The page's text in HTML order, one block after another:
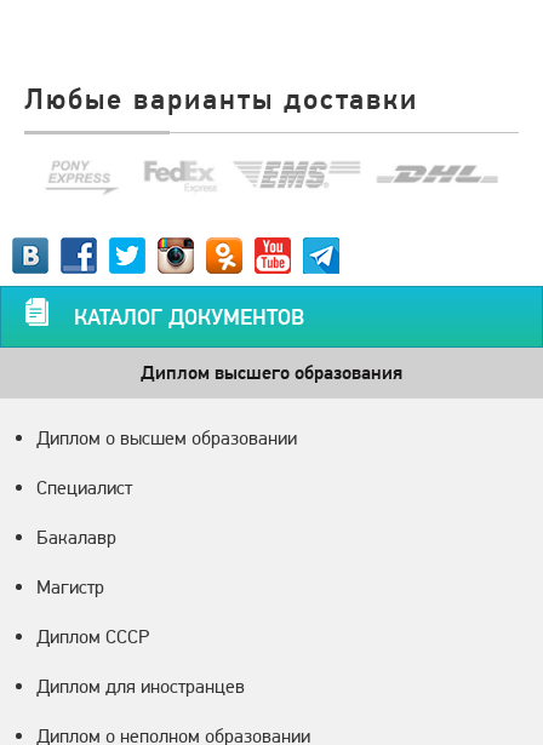
Любые варианты доставки
КАТАЛОГ ДОКУМЕНТОВ
Диплом высшего образования
Диплом о высшем образовании
Специалист
Бакалавр
Магистр
Диплом СССР
Диплом для иностранцев
Диплом о неполном образовании